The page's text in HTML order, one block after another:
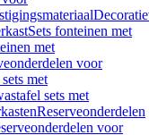
Sets fonteinen met
met
voor
met
sets met
Reserveonderdelen
voor